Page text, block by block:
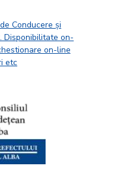
Conducere și
Disponibilitate on-
on-line
etc